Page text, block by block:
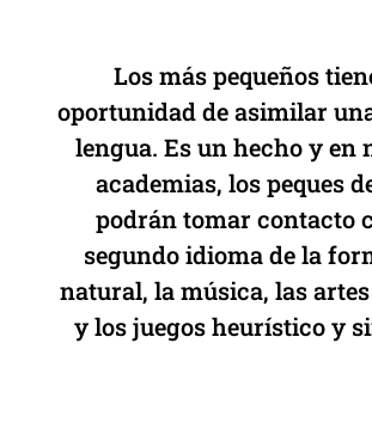
Los más pequeños
oportunidad de asimilar
lengua. Es un hecho y en
academias, los peques
podrán tomar contacto
segundo idioma de la
natural, la música, las
y los juegos heurístico y